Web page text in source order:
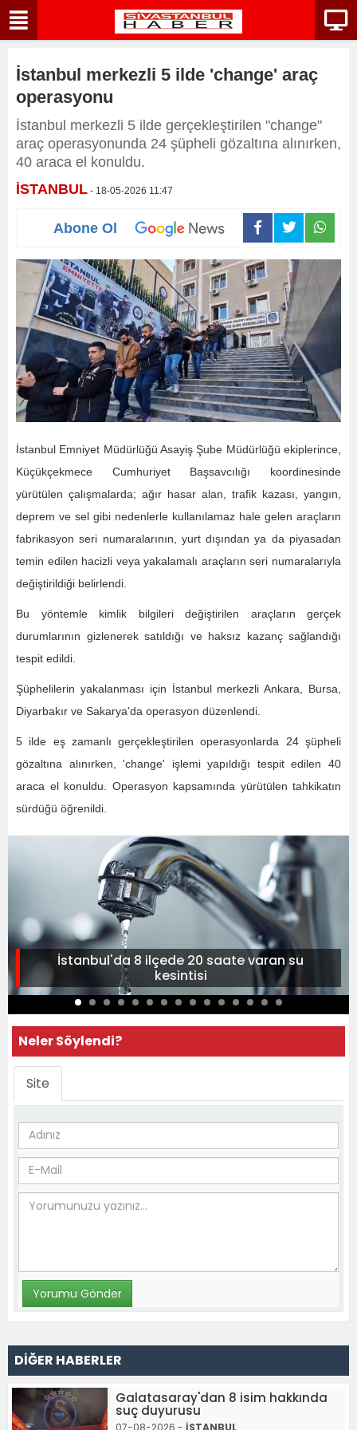
İstanbul merkezli 5 ilde 'change' araç
operasyonu
İstanbul merkezli 5 ilde gerçekleştirilen "change"
araç operasyonunda 24 şüpheli gözaltına alınırken,
40 araca el konuldu.
İSTANBUL - 18-05-2026 11:47
Abone Ol
İstanbul Emniyet Müdürlüğü Asayiş Şube Müdürlüğü ekiplerince,
Küçükçekmece Cumhuriyet Başsavcılığı koordinesinde
yürütülen çalışmalarda; ağır hasar alan, trafik kazası, yangın,
deprem ve sel gibi nedenlerle kullanılamaz hale gelen araçların
fabrikasyon seri numaralarının, yurt dışından ya da piyasadan
temin edilen hacizli veya yakalamalı araçların seri numaralarıyla
değiştirildiği belirlendi.
Bu yöntemle kimlik bilgileri değiştirilen araçların gerçek
durumlarının gizlenerek satıldığı ve haksız kazanç sağlandığı
tespit edildi.
Şüphelilerin yakalanması için İstanbul merkezli Ankara, Bursa,
Diyarbakır ve Sakarya'da operasyon düzenlendi.
5 ilde eş zamanlı gerçekleştirilen operasyonlarda 24 şüpheli
gözaltına alınırken, 'change' işlemi yapıldığı tespit edilen 40
araca el konuldu. Operasyon kapsamında yürütülen tahkikatın
sürdüğü öğrenildi.
İstanbul'da 8 ilçede 20 saate varan su
kesintisi
Neler Söylendi?
Site
DİĞER HABERLER
Galatasaray'dan 8 isim hakkında
suç duyurusu
07-08-2026 - İSTANBUL